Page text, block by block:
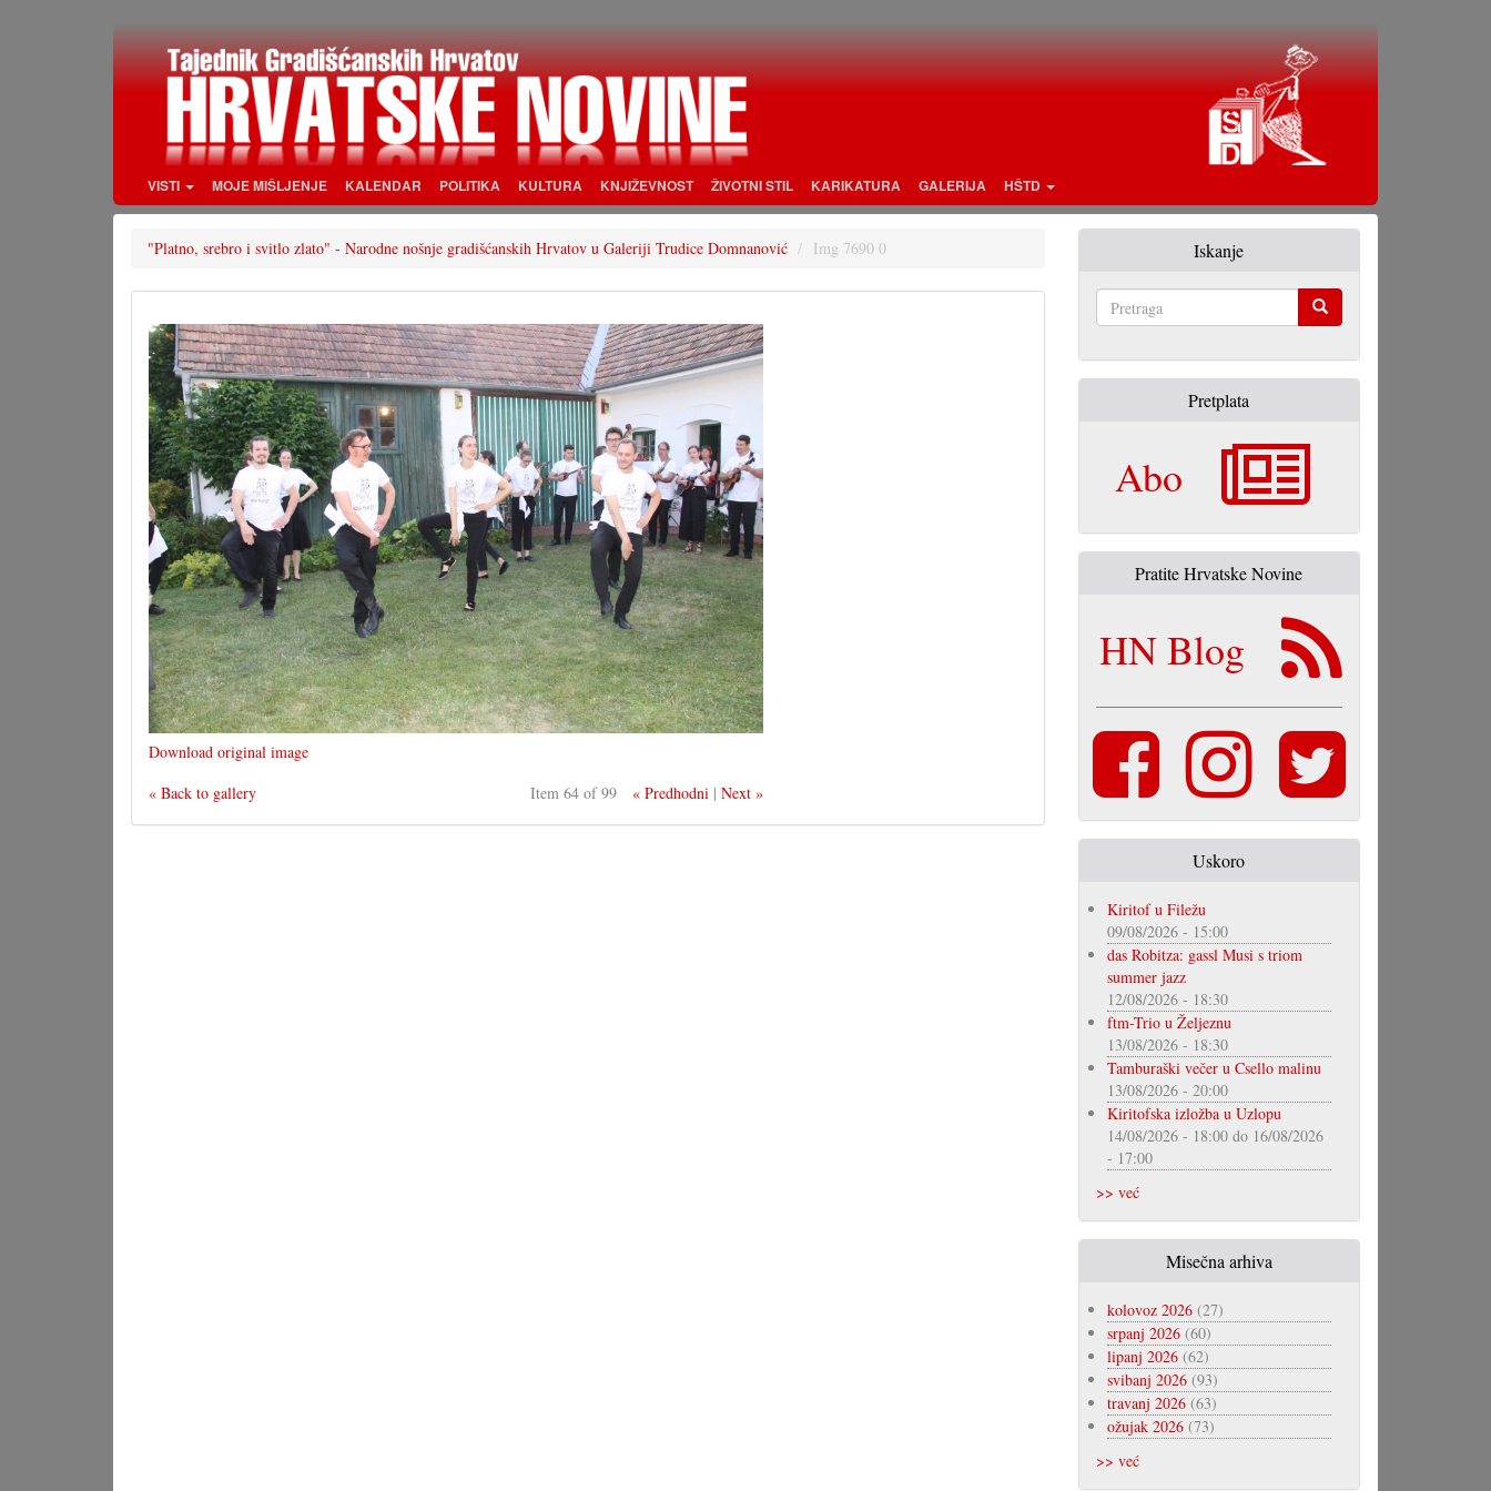
VISTI MOJE MIŠLJENJE KALENDAR POLITIKA KULTURA KNJIŽEVNOST ŽIVOTNI STIL KARIKATURA GALERIJA HŠTD
"Platno, srebro i svitlo zlato" - Narodne nošnje gradišćanskih Hrvatov u Galeriji Trudice Domnanović Img 7690 0
Download original image
« Back to gallery
Item 64 of 99 « Predhodni |Next »
Iskanje
Pretplata
Abo
Pratite Hrvatske Novine
HN Blog
Uskoro
Kiritof u Filežu
09/08/2026 - 15:00
das Robitza: gassl Musi s triom
summer jazz
12/08/2026 - 18:30
ftm-Trio u Željeznu
13/08/2026 - 18:30
Tamburaški večer u Csello malinu
13/08/2026 - 20:00
Kiritofska izložba u Uzlopu
14/08/2026 - 18:00do 16/08/2026
- 17:00
>> već
Misečna arhiva
kolovoz 2026(27)
srpanj 2026(60)
lipanj 2026(62)
svibanj 2026(93)
travanj 2026(63)
ožujak 2026(73)
>> već